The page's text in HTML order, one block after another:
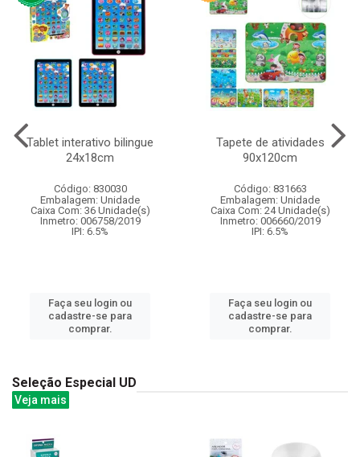
Tablet interativo bilingue
24x18cm
Código: 830030
Embalagem: Unidade
Caixa Com: 36 Unidade(s)
Inmetro: 006758/2019
IPI: 6.5%
Faça seu login ou
cadastre-se para
comprar.
Tapete de atividades
90x120cm
Código: 831663
Embalagem: Unidade
Caixa Com: 24 Unidade(s)
Inmetro: 006660/2019
IPI: 6.5%
Faça seu login ou
cadastre-se para
comprar.
Seleção Especial UD
Veja mais